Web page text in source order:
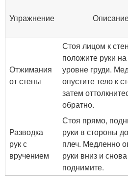
Упражнение
Отжимания
от стены
Стоя лицом к
положите руки
уровне груди.
опустите тело к
затем
обратно.
Разводка
рук с
вручением
Стоя прямо,
руки в стороны
плеч. Медленно
руки вниз и снова
поднимите.